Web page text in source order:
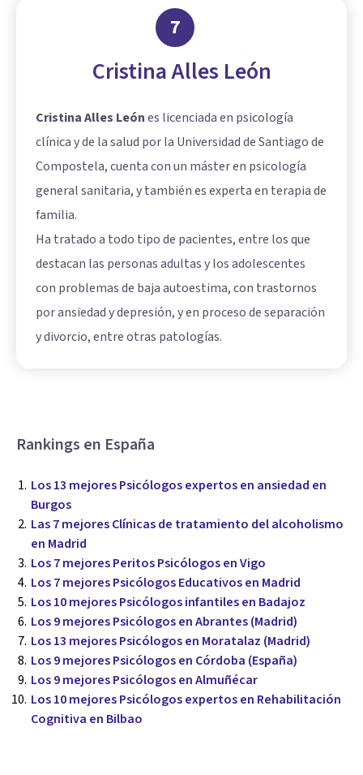
7
Cristina Alles León
Cristina Alles Leónes licenciada en psicología
clínica y de la salud por la Universidad de Santiago de
Compostela, cuenta con un máster en psicología
general sanitaria, y también es experta en terapia de
familia.
Ha tratado a todo tipo de pacientes, entre los que
destacan las personas adultas y los adolescentes
con problemas de baja autoestima, con trastornos
por ansiedad y depresión, y en proceso de separación
y divorcio, entre otras patologías.
Rankings en España
Los 13 mejores Psicólogos expertos en ansiedad en
Burgos
Las 7 mejores Clínicas de tratamiento del alcoholismo
en Madrid
Los 7 mejores Peritos Psicólogos en Vigo
Los 7 mejores Psicólogos Educativos en Madrid
Los 10 mejores Psicólogos infantiles en Badajoz
Los 9 mejores Psicólogos en Abrantes (Madrid)
Los 13 mejores Psicólogos en Moratalaz (Madrid)
Los 9 mejores Psicólogos en Córdoba (España)
Los 9 mejores Psicólogos en Almuñécar
Los 10 mejores Psicólogos expertos en Rehabilitación
Cognitiva en Bilbao